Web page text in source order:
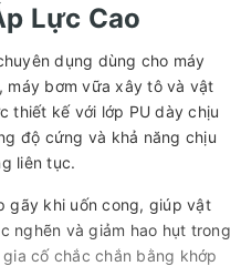
Lực Cao
dụng dùng cho máy
máy bơm vữa xây tô và vật
thiết kế với lớp PU dày chịu
độ cứng và khả năng chịu
liên tục.
gãy khi uốn cong, giúp vật
nghẽn và giảm hao hụt trong
cố chắc chắn bằng khớp